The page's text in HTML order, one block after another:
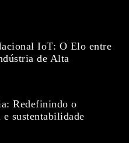
IoT: O Elo entre
de Alta
Redefinindo o
sustentabilidade